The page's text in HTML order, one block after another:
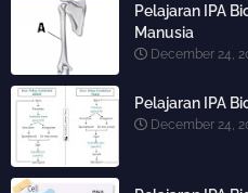
Pelajaran IPA
Manusia
December 24,
Pelajaran IPA
December 24,